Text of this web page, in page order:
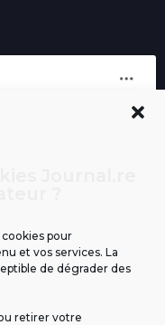
pour
et vos services. La
de dégrader des
retirer votre